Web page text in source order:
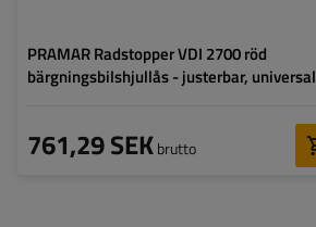
PRAMAR Radstopper VDI 2700 röd
bärgningsbilshjullås - justerbar, universal
761,29 SEKbrutto